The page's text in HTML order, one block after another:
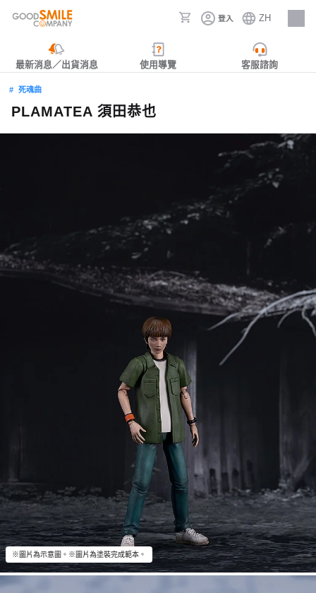
登入 ZH
人才招募
最新消息／出貨消息 使用導覽 客服諮詢
死魂曲
PLAMATEA 須田恭也
※圖片為示意圖。※圖片為塗裝完成範本。